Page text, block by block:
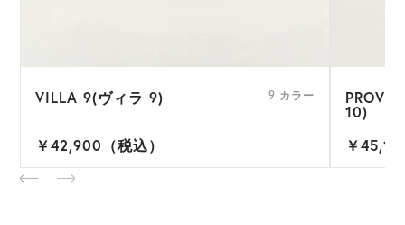
VILLA 9(ヴィラ 9) 9 カラー
￥42,900（税込）
10)
￥